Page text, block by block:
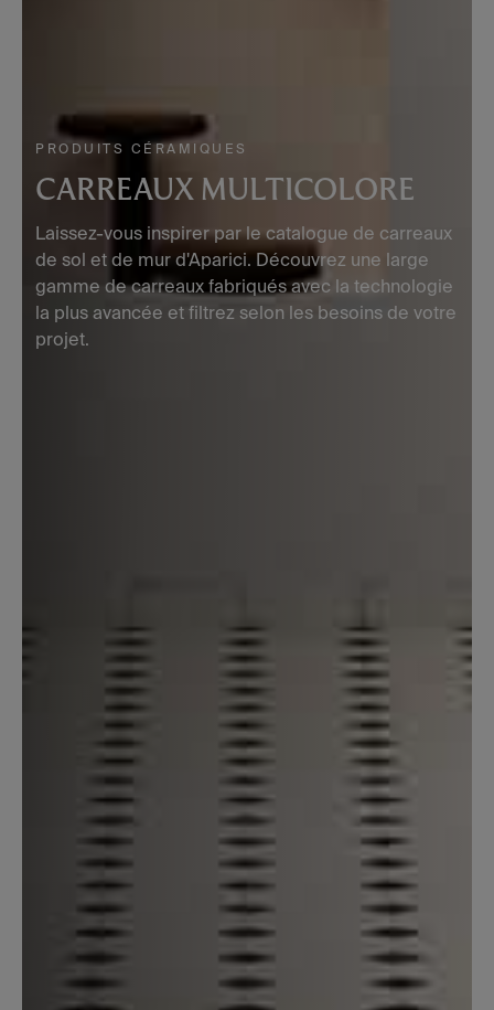
PRODUITS CÉRAMIQUES
CARREAUX MULTICOLORE
Laissez-vous inspirer par le catalogue de carreaux
de sol et de mur d'Aparici. Découvrez une large
gamme de carreaux fabriqués avec la technologie
la plus avancée et filtrez selon les besoins de votre
projet.